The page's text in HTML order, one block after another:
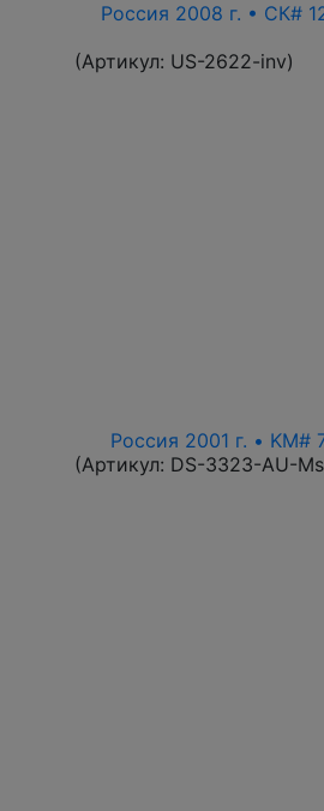
Россия 2008 г. • СК#
(Артикул: US-2622-inv)
Россия 2001 г. •
(Артикул: DS-3323-AU-